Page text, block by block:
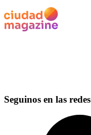
Seguinos en las redes